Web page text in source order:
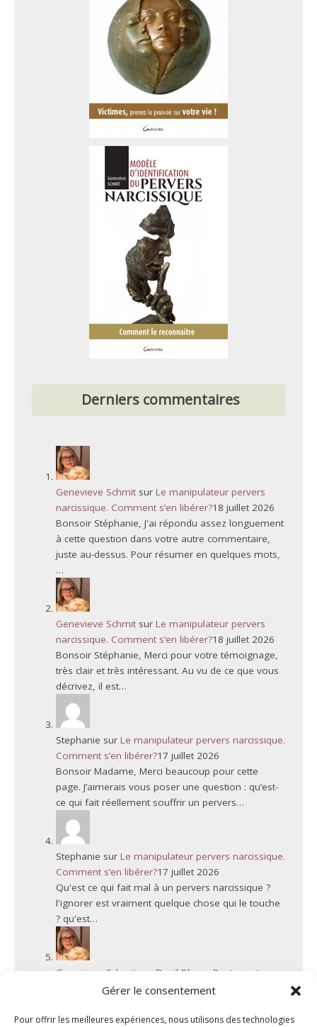
Gérer le consentement
Pour offrir les meilleures expériences, nous utilisons des technologies
Derniers commentaires
Genevieve Schmitsur Le manipulateur pervers
narcissique. Comment s’en libérer?18 juillet 2026
Bonsoir Stéphanie, J'ai répondu assez longuement
à cette question dans votre autre commentaire,
juste au-dessus. Pour résumer en quelques mots,
…
Genevieve Schmitsur Le manipulateur pervers
narcissique. Comment s’en libérer?18 juillet 2026
Bonsoir Stéphanie, Merci pour votre témoignage,
très clair et très intéressant. Au vu de ce que vous
décrivez, il est…
Stephanie sur Le manipulateur pervers narcissique.
Comment s’en libérer?17 juillet 2026
Bonsoir Madame, Merci beaucoup pour cette
page. J’aimerais vous poser une question : qu’est-
ce qui fait réellement souffrir un pervers…
Stephanie sur Le manipulateur pervers narcissique.
Comment s’en libérer?17 juillet 2026
Qu'est ce qui fait mal à un pervers narcissique ?
l'ignorer est vraiment quelque chose qui le touche
? qu'est…
Genevieve SchmitsurDeuil Blanc : Rupture et
6 juillet 2026
que je rencontre malheureusement assez souvent.